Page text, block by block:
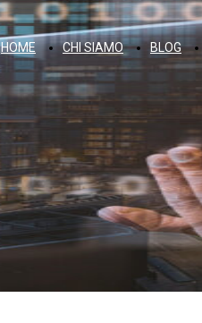
HOME CHI SIAMO BLOG